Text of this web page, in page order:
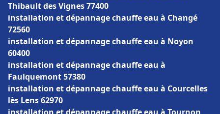
Thibault des Vignes 77400
installation et dépannage chauffe eau à Changé
72560
installation et dépannage chauffe eau à Noyon
60400
installation et dépannage chauffe eau à
Faulquemont 57380
installation et dépannage chauffe eau à Courcelles
lès Lens 62970